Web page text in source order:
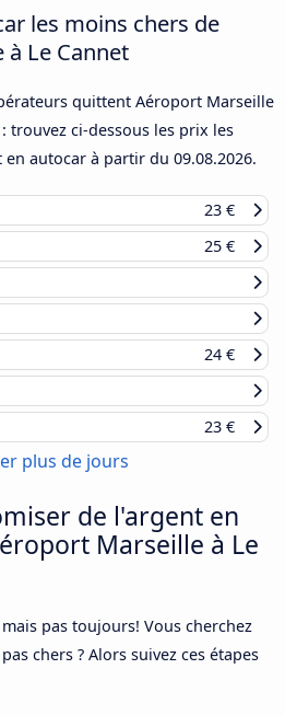
les moins chers de
Le Cannet
quittent Aéroport Marseille
trouvez ci-dessous les prix les
en autocar à partir du 09.08.2026.
23 €
25 €
24 €
23 €
plus de jours
de l'argent en
Marseille à Le
pas toujours! Vous cherchez
chers ? Alors suivez ces étapes